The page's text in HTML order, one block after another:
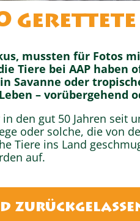
gerettete
mussten für Fotos
Tiere bei AAP
Savanne oder
– vorübergehend
den gut 50 Jahren
oder solche, die von
Tiere ins Land
auf.